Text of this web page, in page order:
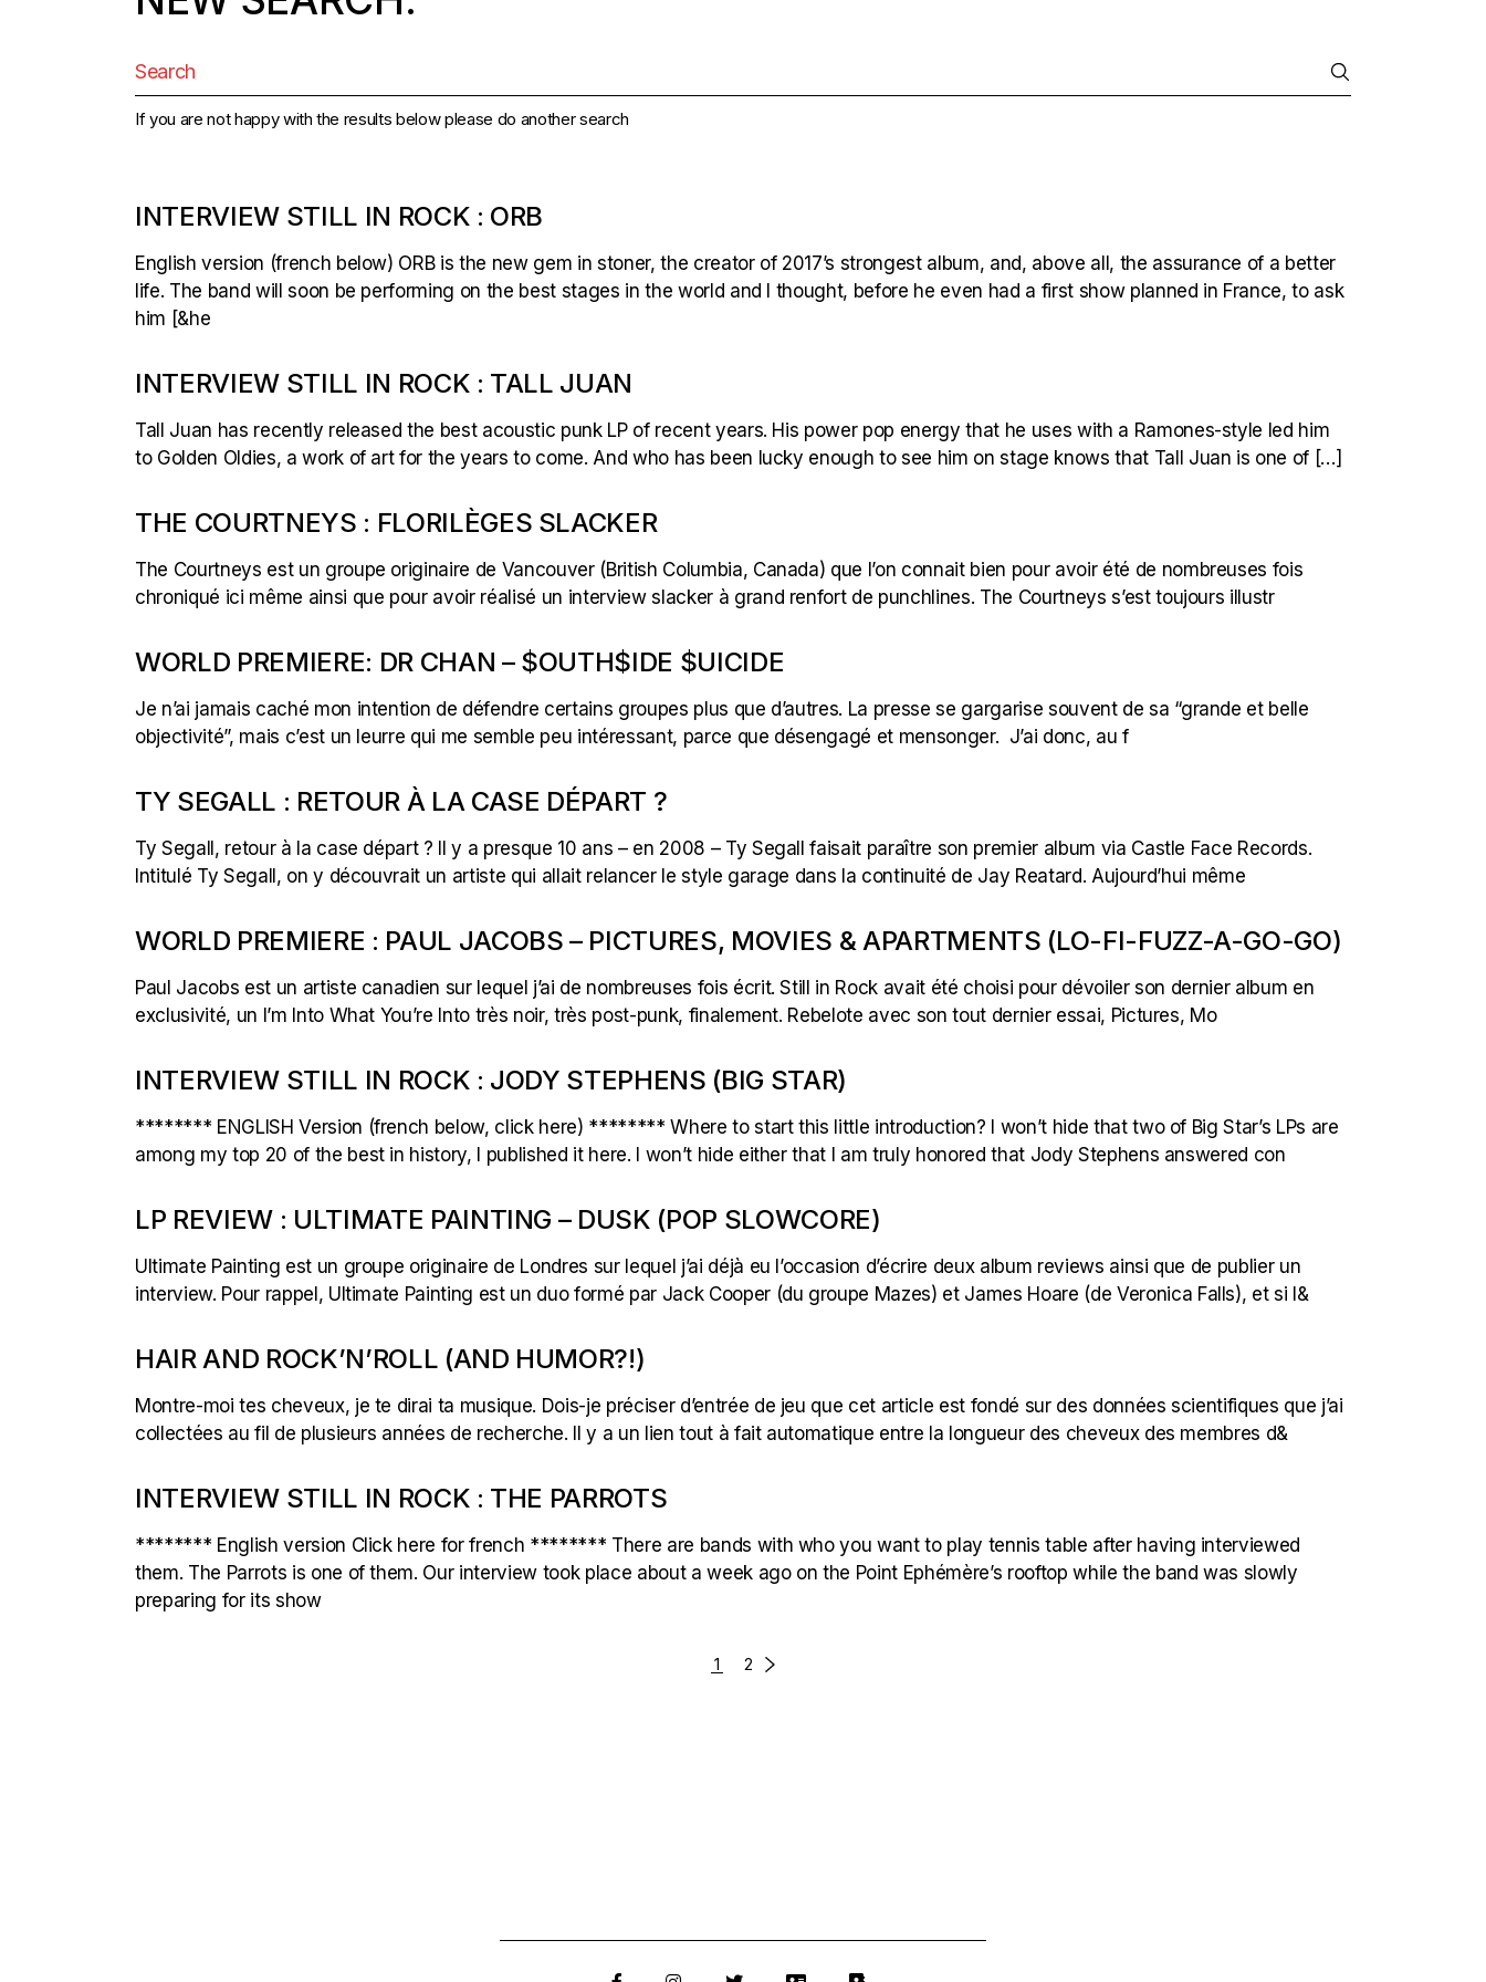
for:
If you are not happy with the results below please do another search
INTERVIEW STILL IN ROCK : ORB
English version (french below) ORB is the new gem in stoner, the creator of 2017’s strongest album, and, above all, the assurance of a better
life. The band will soon be performing on the best stages in the world and I thought, before he even had a first show planned in France, to ask
him [&he
INTERVIEW STILL IN ROCK : TALL JUAN
Tall Juan has recently released the best acoustic punk LP of recent years. His power pop energy that he uses with a Ramones-style led him
to Golden Oldies, a work of art for the years to come. And who has been lucky enough to see him on stage knows that Tall Juan is one of […]
THE COURTNEYS : FLORILÈGES SLACKER
The Courtneys est un groupe originaire de Vancouver (British Columbia, Canada) que l’on connait bien pour avoir été de nombreuses fois
chroniqué ici même ainsi que pour avoir réalisé un interview slacker à grand renfort de punchlines. The Courtneys s’est toujours illustr
WORLD PREMIERE: DR CHAN – $OUTH$IDE $UICIDE
Je n’ai jamais caché mon intention de défendre certains groupes plus que d’autres. La presse se gargarise souvent de sa “grande et belle
objectivité”, mais c’est un leurre qui me semble peu intéressant, parce que désengagé et mensonger. J’ai donc, au f
TY SEGALL : RETOUR À LA CASE DÉPART ?
Ty Segall, retour à la case départ ? Il y a presque 10 ans – en 2008 – Ty Segall faisait paraître son premier album via Castle Face Records.
Intitulé Ty Segall, on y découvrait un artiste qui allait relancer le style garage dans la continuité de Jay Reatard. Aujourd’hui même
WORLD PREMIERE : PAUL JACOBS – PICTURES, MOVIES & APARTMENTS (LO-FI-FUZZ-A-GO-GO)
Paul Jacobs est un artiste canadien sur lequel j’ai de nombreuses fois écrit. Still in Rock avait été choisi pour dévoiler son dernier album en
exclusivité, un I’m Into What You’re Into très noir, très post-punk, finalement. Rebelote avec son tout dernier essai, Pictures, Mo
INTERVIEW STILL IN ROCK : JODY STEPHENS (BIG STAR)
******** ENGLISH Version (french below, click here) ******** Where to start this little introduction? I won’t hide that two of Big Star’s LPs are
among my top 20 of the best in history, I published it here. I won’t hide either that I am truly honored that Jody Stephens answered con
LP REVIEW : ULTIMATE PAINTING – DUSK (POP SLOWCORE)
Ultimate Painting est un groupe originaire de Londres sur lequel j’ai déjà eu l’occasion d’écrire deux album reviews ainsi que de publier un
interview. Pour rappel, Ultimate Painting est un duo formé par Jack Cooper (du groupe Mazes) et James Hoare (de Veronica Falls), et si l&
HAIR AND ROCK’N’ROLL (AND HUMOR?!)
Montre-moi tes cheveux, je te dirai ta musique. Dois-je préciser d’entrée de jeu que cet article est fondé sur des données scientifiques que j’ai
collectées au fil de plusieurs années de recherche. Il y a un lien tout à fait automatique entre la longueur des cheveux des membres d&
INTERVIEW STILL IN ROCK : THE PARROTS
******** English version Click here for french ******** There are bands with who you want to play tennis table after having interviewed
them. The Parrots is one of them. Our interview took place about a week ago on the Point Ephémère’s rooftop while the band was slowly
preparing for its show
1 2